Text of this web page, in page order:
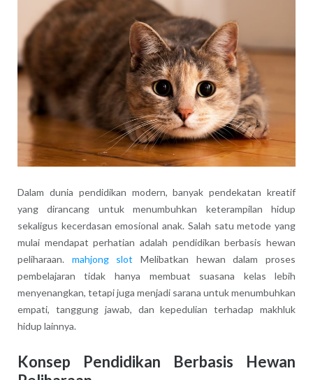
Dalam dunia pendidikan modern, banyak pendekatan kreatif
yang dirancang untuk menumbuhkan keterampilan hidup
sekaligus kecerdasan emosional anak. Salah satu metode yang
mulai mendapat perhatian adalah pendidikan berbasis hewan
peliharaan. mahjong slot Melibatkan hewan dalam proses
pembelajaran tidak hanya membuat suasana kelas lebih
menyenangkan, tetapi juga menjadi sarana untuk menumbuhkan
empati, tanggung jawab, dan kepedulian terhadap makhluk
hidup lainnya.
Konsep Pendidikan Berbasis Hewan